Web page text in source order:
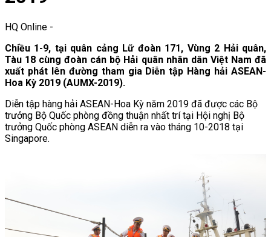
HQ Online -
Chiều 1-9, tại quân cảng Lữ đoàn 171, Vùng 2 Hải quân,
Tàu 18 cùng đoàn cán bộ Hải quân nhân dân Việt Nam đã
xuất phát lên đường tham gia Diễn tập Hàng hải ASEAN-
Hoa Kỳ 2019 (AUMX-2019).
Diễn tập hàng hải ASEAN-Hoa Kỳ năm 2019 đã được các Bộ
trưởng Bộ Quốc phòng đồng thuận nhất trí tại Hội nghị Bộ
trưởng Quốc phòng ASEAN diễn ra vào tháng 10-2018 tại
Singapore.